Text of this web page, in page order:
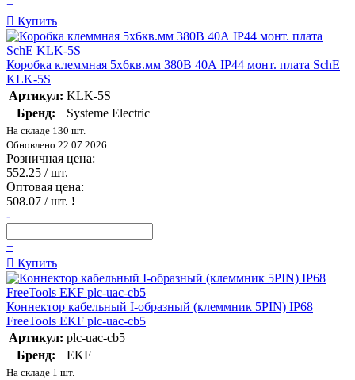
+
Купить
Коробка клеммная 5х6кв.мм 380В 40А IP44 монт. плата SchE
KLK-5S
Артикул: KLK-5S
Бренд:
Systeme Electric
На складе 130 шт.
Обновлено 22.07.2026
Розничная цена:
552.25 / шт.
Оптовая цена:
508.07 / шт. !
-
+
Купить
Коннектор кабельный I-образный (клеммник 5PIN) IP68
FreeTools EKF plc-uac-cb5
Артикул: plc-uac-cb5
Бренд:
EKF
На складе 1 шт.